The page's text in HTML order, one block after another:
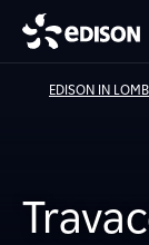
EDISON IN